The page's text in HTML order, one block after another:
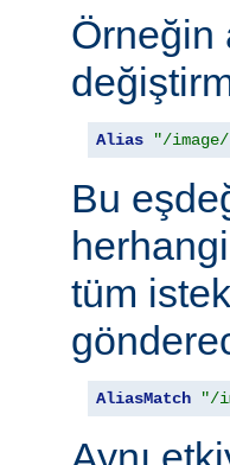
Örneğin
Alias "/
Bu
tüm
AliasMatch "/